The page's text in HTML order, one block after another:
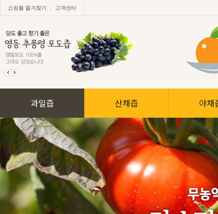
쇼핑몰 즐겨찾기 | 고객센터
과일즙 산채즙 야채